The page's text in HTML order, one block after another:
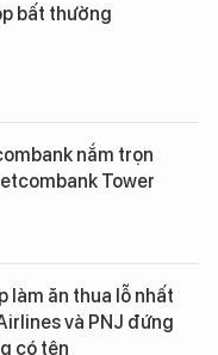
bất thường
nắm trọn
Tower
làm ăn thua lỗ nhất
và PNJ đứng
có tên